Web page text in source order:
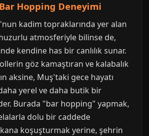
Hopping Deneyimi
kadim topraklarında yer alan
atmosferiyle bilinse de,
kendine has bir canlılık sunar.
göz kamaştıran ve kalabalık
aksine, Muş'taki gece hayatı
yerel ve daha butik bir
Burada "bar hopping" yapmak,
dolu bir caddede
koşuşturmak yerine, şehrin